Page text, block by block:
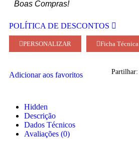
Boas Compras!
POLÍTICA DE DESCONTOS
PERSONALIZAR Ficha Técnica
Adicionar aos favoritos Partilhar:
Hidden
Descrição
Dados Técnicos
Avaliações (0)